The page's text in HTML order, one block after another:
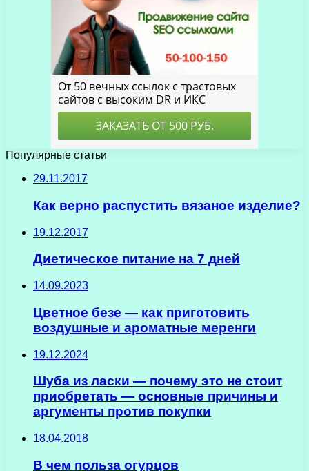
Популярные статьи
29.11.2017
Как верно распустить вязаное изделие?
19.12.2017
Диетическое питание на 7 дней
14.09.2023
Цветное безе — как приготовить
воздушные и ароматные меренги
19.12.2024
Шуба из ласки — почему это не стоит
приобретать — основные причины и
аргументы против покупки
18.04.2018
В чем польза огурцов